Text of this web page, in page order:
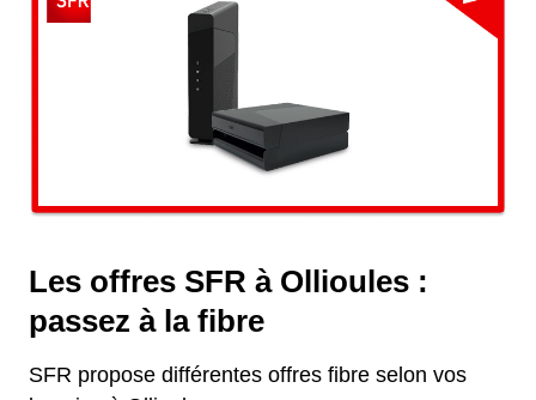
Les offres SFR à Ollioules :
passez à la fibre
SFR propose différentes offres fibre selon vos